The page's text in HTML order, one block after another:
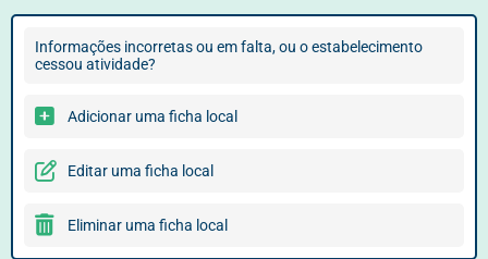
Informações incorretas ou em falta, ou o estabelecimento
cessou atividade?
Adicionar uma ficha local
Editar uma ficha local
Eliminar uma ficha local